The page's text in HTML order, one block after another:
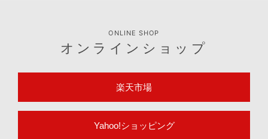
ONLINE SHOP
オンラインショップ
楽天市場
Yahoo!ショッピング